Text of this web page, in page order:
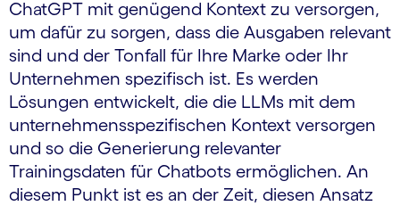
ChatGPT mit genügend Kontext zu versorgen,
um dafür zu sorgen, dass die Ausgaben relevant
sind und der Tonfall für Ihre Marke oder Ihr
Unternehmen spezifisch ist. Es werden
Lösungen entwickelt, die die LLMs mit dem
unternehmensspezifischen Kontext versorgen
und so die Generierung relevanter
Trainingsdaten für Chatbots ermöglichen. An
diesem Punkt ist es an der Zeit, diesen Ansatz